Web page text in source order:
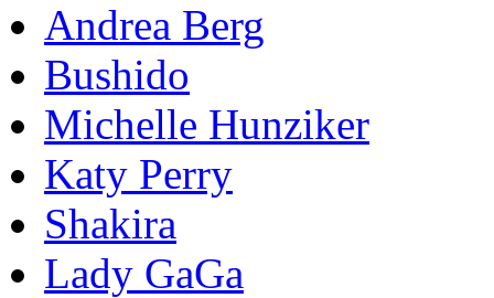
Andrea Berg
Bushido
Michelle Hunziker
Katy Perry
Shakira
Lady GaGa